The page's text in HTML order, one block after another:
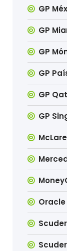
GP
GP
GP
GP
GP
GP
Oracle